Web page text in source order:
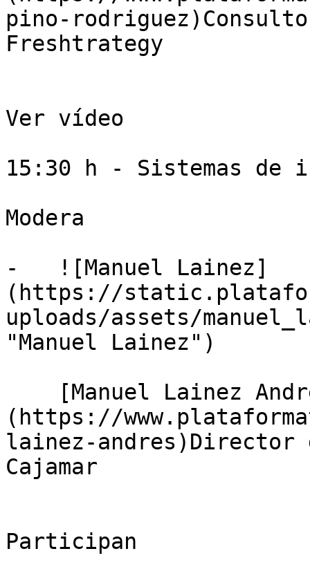
pino-
Freshtrategy
Ver vídeo
15:30 h - Sistemas de
Modera
-   ![Manuel Lainez]
(https://
uploads/assets/
"Manuel Lainez")
(https://
lainez-andres)Director
Cajamar
Participan